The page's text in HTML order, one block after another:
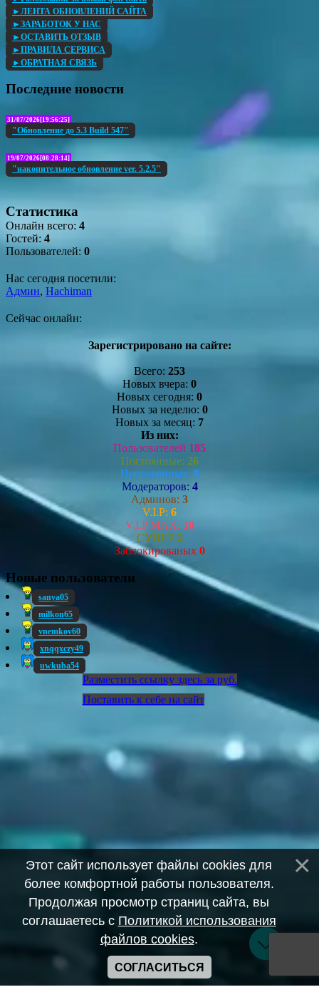
►ЛЕНТА ОБНОВЛЕНИЙ САЙТА
►ЗАРАБОТОК У НАС
►ОСТАВИТЬ ОТЗЫВ
►ПРАВИЛА СЕРВИСА
►ОБРАТНАЯ СВЯЗЬ
Последние новости
31/07/2026[19:56:25]
"Обновление до 5.3 Build 547"
19/07/2026[08:28:14]
"накопительное обновление ver. 5.2.5"
Статистика
Онлайн всего: 4
Гостей: 4
Пользователей: 0
Нас сегодня посетили:
Админ, Hachiman
Сейчас онлайн:
Зарегистрировано на сайте:
Всего: 253
Новых вчера: 0
Новых сегодня: 0
Новых за неделю: 0
Новых за месяц: 7
Из них:
Пользователей 185
Постоянные: 26
Проверенных: 9
Модераторов: 4
Админов: 3
V.I.P: 6
V.I.P MAX: 10
СУПЕР 2
Заблокированых 0
Новые пользователи
sanya05
milkon65
vnemkov60
xnqqxczy49
uwkuba54
Разместить ссылку здесь за руб.
Поставить к себе на сайт
Этот сайт использует файлы cookies для
более комфортной работы пользователя.
Продолжая просмотр страниц сайта, вы
соглашаетесь с Политикой использования
файлов cookies.
СОГЛАСИТЬСЯ